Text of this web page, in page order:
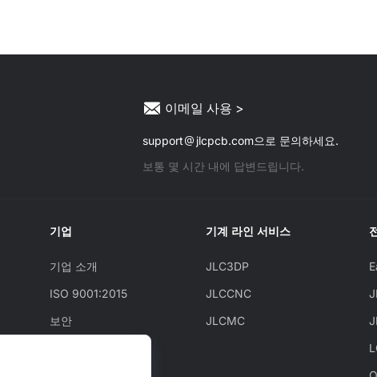
이메일 사용 >
support
jlcpcb.com으로 문의하세요.
보통 몇 시간 내에 답변드립니다.
기업
기업 소개
ISO 9001:2015
보안
기계 라인 서비스
JLC3DP
JLCCNC
JLCMC